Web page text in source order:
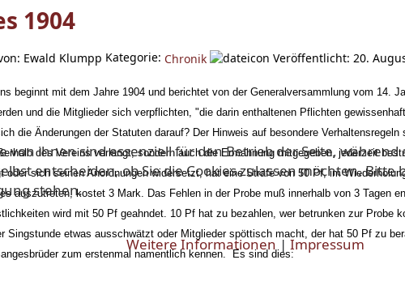
1904
Ewald Klumpp Kategorie: Chronik Veröffentlicht: 20.
beginnt mit dem Jahre 1904 und berichtet von der Generalversammlung vom 14.
und die Mitglieder sich verpflichten, "die darin enthaltenen Pflichten
die Änderungen der Statuten darauf? Der Hinweis auf besondere
des Vereins verlangt, sondern auch die Ermahnung mitgegeben, jederzeit
oder sich seinen Anordnungen widersetzt, hat eine Strafe von 50 Pf, im
auszutreten, kostet 3 Mark. Das Fehlen in der Probe muß innerhalb von 3 Tagen
wird mit 50 Pf geahndet. 10 Pf hat zu bezahlen, wer betrunken zur Probe
Singstunde etwas ausschwätzt oder Mitglieder spöttisch macht, der hat 50 Pf zu
zum erstenmal namentlich kennen.
Es sind dies:
von ihnen sind essenziell für den Betrieb der Seite,
entscheiden, ob Sie die Cookies zulassen möchten.
stehen.
Weitere Informationen | Impressum